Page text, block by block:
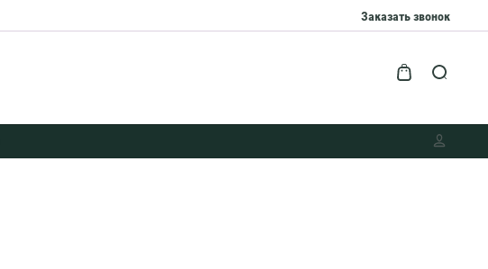
Заказать звонок